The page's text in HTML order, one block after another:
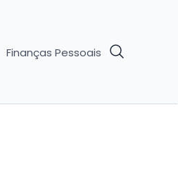
Finanças Pessoais